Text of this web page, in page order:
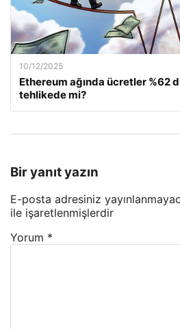
10/12/2025
Ethereum ağında ücretler %62
tehlikede mi?
Bir yanıt yazın
E-posta adresiniz
ile işaretlenmişlerdir
Yorum *